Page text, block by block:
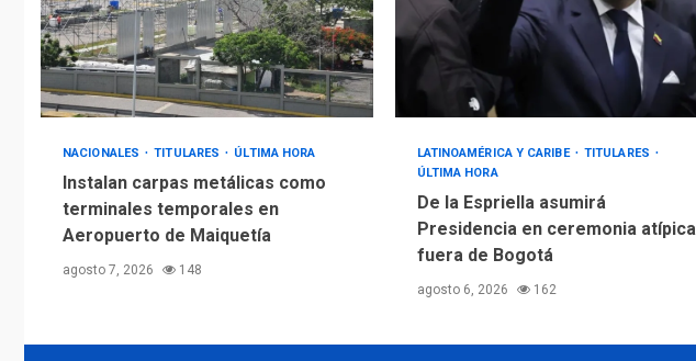
NACIONALES TITULARES ÚLTIMA HORA
Instalan carpas metálicas como
terminales temporales en
Aeropuerto de Maiquetía
agosto 7, 2026 148
LATINOAMÉRICA Y CARIBE
TITULARES
ÚLTIMA HORA
De la Espriella asumirá
Presidencia en ceremonia atípica
fuera de Bogotá
agosto 6, 2026 162